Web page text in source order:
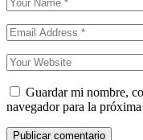
Guardar mi nombre,
navegador para la
Publicar comentario